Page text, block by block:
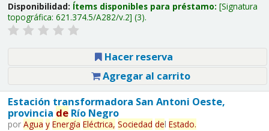
Disponibilidad: Ítems disponibles para préstamo: Signatura
topográfica: 621.374.5/A282/v.2 (3).
Hacer reserva
Agregar al carrito
Estación transformadora San Antoni Oeste,
provincia deRío Negro
por Agua y Energía Eléctrica, Sociedad del Estado.